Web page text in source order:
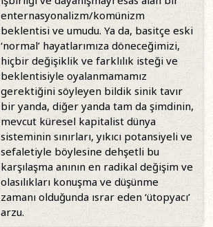
enternasyonalizm/komünizm
beklentisi ve umudu. Ya da, basitçe eski
‘normal’ hayatlarımıza döneceğimizi,
hiçbir değişiklik ve farklılık isteği ve
beklentisiyle oyalanmamamız
gerektiğini söyleyen bildik sinik tavır
bir yanda, diğer yanda tam da şimdinin,
mevcut küresel kapitalist dünya
sisteminin sınırları, yıkıcı potansiyeli ve
sefaletiyle böylesine dehşetli bu
karşılaşma anının en radikal değişim ve
olasılıkları konuşma ve düşünme
zamanı olduğunda ısrar eden ‘ütopyacı’
arzu.